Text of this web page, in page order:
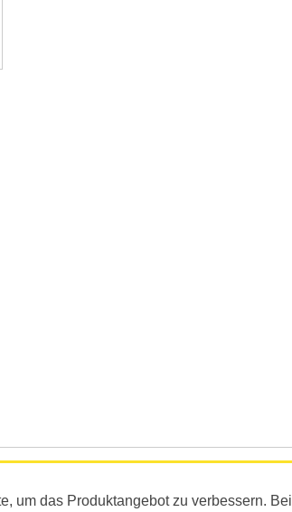
um das Produktangebot zu verbessern.